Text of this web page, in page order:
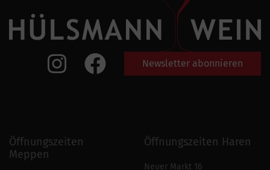
Newsletter abonnieren
Öffnungszeiten
Meppen
Öffnungszeiten Haren
Neuer Markt 16